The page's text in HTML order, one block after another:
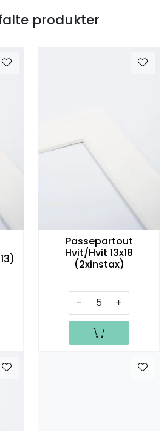
produkter
Passepartout
Hvit/Hvit 13x18
(2xinstax)
- +